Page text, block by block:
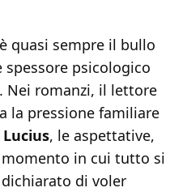
quasi sempre il bullo
spessore psicologico
romanzi, il lettore
la pressione familiare
Lucius, le aspettative,
in cui tutto si
di voler